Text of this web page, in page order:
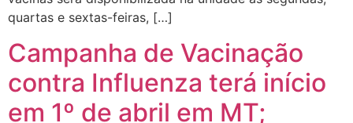
quartas e sextas-feiras, […]
Campanha de Vacinação
contra Influenza terá início
em 1º de abril em MT;